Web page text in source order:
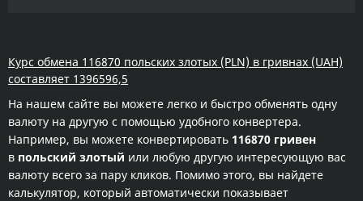
Курс обмена 116870 польских злотых (PLN) в гривнах (UAH)
составляет 1396596,5
На нашем сайте вы можете легко и быстро обменять одну
валюту на другую с помощью удобного конвертера.
Например, вы можете конвертировать 116870 гривен
в польский злотый или любую другую интересующую вас
валюту всего за пару кликов. Помимо этого, вы найдете
калькулятор, который автоматически показывает